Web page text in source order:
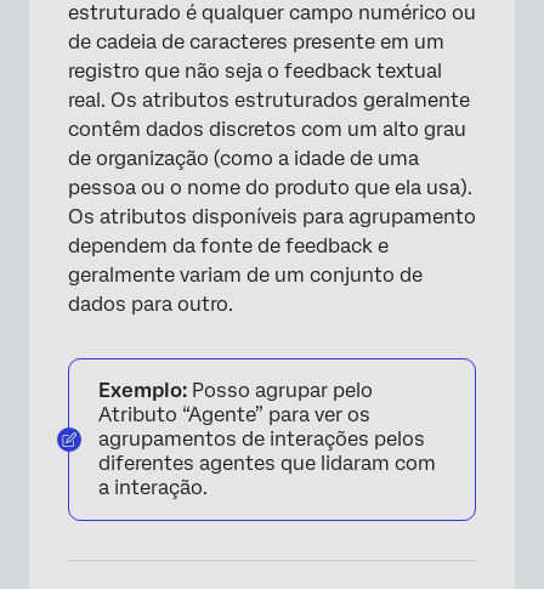
estruturado é qualquer campo numérico ou
de cadeia de caracteres presente em um
registro que não seja o feedback textual
real. Os atributos estruturados geralmente
contêm dados discretos com um alto grau
de organização (como a idade de uma
pessoa ou o nome do produto que ela usa).
Os atributos disponíveis para agrupamento
dependem da fonte de feedback e
geralmente variam de um conjunto de
dados para outro.
Exemplo: Posso agrupar pelo
Atributo “Agente” para ver os
agrupamentos de interações pelos
diferentes agentes que lidaram com
a interação.